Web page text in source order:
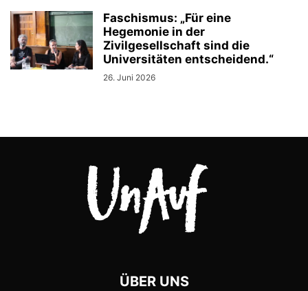
Faschismus: „Für eine
Hegemonie in der
Zivilgesellschaft sind die
Universitäten entscheidend.“
26. Juni 2026
ÜBER UNS